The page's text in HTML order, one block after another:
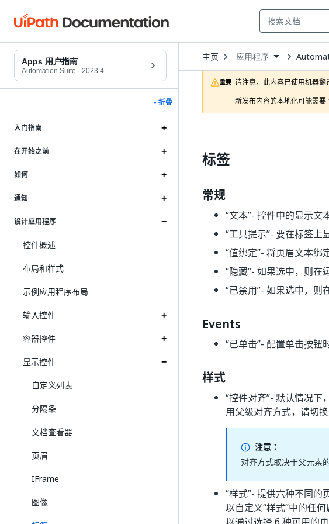
Apps 用户指南
Automation Suite · 2023.4
- 折叠
入门指南
在开始之前
如何
通知
设计应用程序
控件概述
布局和样式
示例应用程序布局
输入控件
容器控件
显示控件
自定义列表
分隔条
文档查看器
页眉
IFrame
图像
主页 Open
Dropdown
to
choose
product
应用程序
重要 :请注意，此内容已使用机器翻
新发布内容的本地化可能需要
标签
常规
“文本”- 控件中的显示文
“工具提示”- 要在标签上
“值绑定”- 将页眉文本绑
“隐藏”- 如果选中，则在
“已禁用”- 如果选中，则
Events
“已单击”- 配置单击按钮
样式
“控件对齐”- 默认情况下
用父级对齐方式，请切
注意：
对齐方式取决于父元素
“样式”- 提供六种不同的
以自定义“样式”中的任